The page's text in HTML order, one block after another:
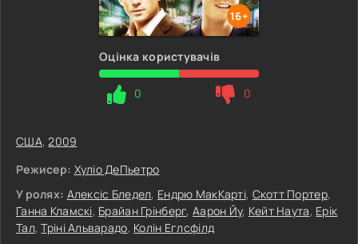
16+
Оцінка користувачів
0 0
США,2009
Режисер: Хуліо ДеПьетро
У ролях: Алексіс Бледел, Ендрю МакКарті, Скотт Портер,
Ганна Кламскі, Брайан Грінберг, Аарон Йу, Кейт Наута, Ерік
Тал,Тріні Альварадо, Колін Еглсфілд